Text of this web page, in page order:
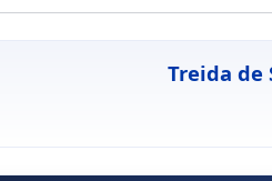
Treida de